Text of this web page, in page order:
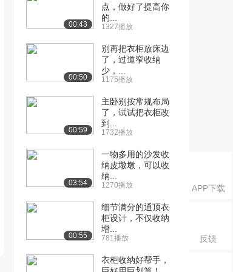
APP下载
反馈
00:43
点，做好了提高你
的...
1327播放
00:50
别再把衣柜放床边
了，过道窄收纳
少，...
1175播放
00:59
主卧别按常规布局
了，试试把衣柜改
到...
1732播放
03:54
一物多用的沙发收
纳皮墩墩，可以收
纳...
1270播放
00:55
细节满分的通顶衣
柜设计，不仅收纳
增...
781播放
衣柜收纳好帮手，